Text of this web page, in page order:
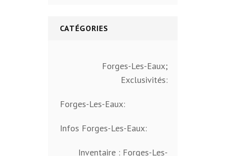
CATÉGORIES
Forges-Les-Eaux;
Exclusivités:
Forges-Les-Eaux:
Infos Forges-Les-Eaux:
Inventaire : Forges-Les-